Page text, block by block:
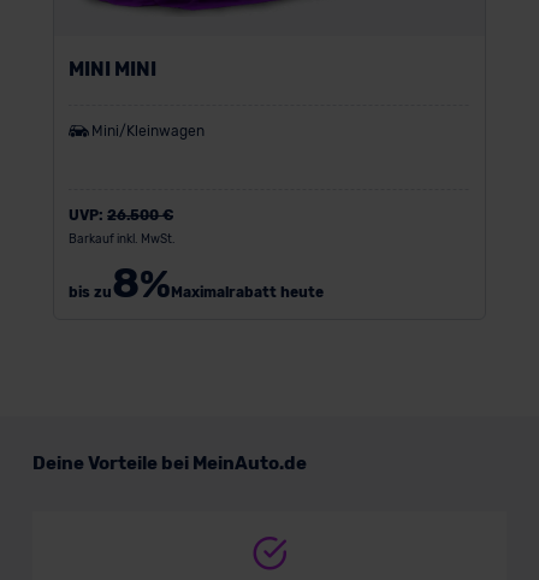
MINI MINI
Mini/Kleinwagen
UVP: 26.500 €
Barkauf inkl. MwSt.
bis zu8%Maximalrabatt heute
Deine Vorteile bei MeinAuto.de